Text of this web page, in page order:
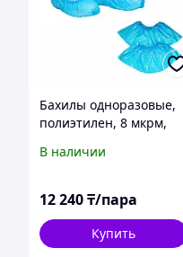
Бахилы одноразовые,
полиэтилен, 8 мкрм,
упаковку
В наличии
12 240₸/пара
Купить